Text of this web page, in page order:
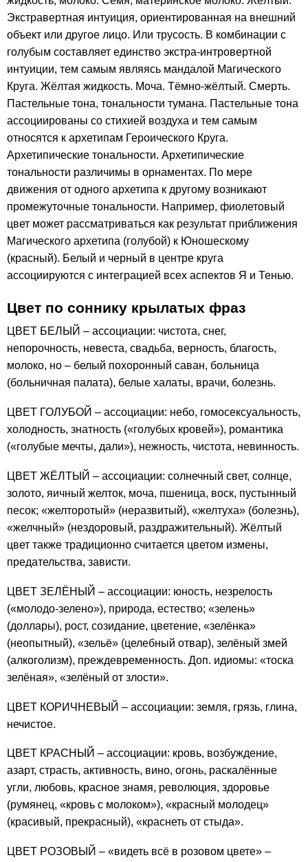
Экстравертная интуиция, ориентированная на внешний
объект или другое лицо. Или трусость. В комбинации с
голубым составляет единство экстра-интровертной
интуиции, тем самым являясь мандалой Магического
Круга. Жёлтая жидкость. Моча. Тёмно-жёлтый. Смерть.
Пастельные тона, тональности тумана. Пастельные тона
ассоциированы со стихией воздуха и тем самым
относятся к архетипам Героического Круга.
Архетипические тональности. Архетипические
тональности различимы в орнаментах. По мере
движения от одного архетипа к другому возникают
промежуточные тональности. Например, фиолетовый
цвет может рассматриваться как результат приближения
Магического архетипа (голубой) к Юношескому
(красный). Белый и черный в центре круга
ассоциируются с интеграцией всех аспектов Я и Тенью.
Цвет по соннику крылатых фраз
ЦВЕТ БЕЛЫЙ – ассоциации: чистота, снег,
непорочность, невеста, свадьба, верность, благость,
молоко, но – белый похоронный саван, больница
(больничная палата), белые халаты, врачи, болезнь.
ЦВЕТ ГОЛУБОЙ – ассоциации: небо, гомосексуальность,
холодность, знатность («голубых кровей»), романтика
(«голубые мечты, дали»), нежность, чистота, невинность.
ЦВЕТ ЖЁЛТЫЙ – ассоциации: солнечный свет, солнце,
золото, яичный желток, моча, пшеница, воск, пустынный
песок; «желторотый» (неразвитый), «желтуха» (болезнь),
«желчный» (нездоровый, раздражительный). Жёлтый
цвет также традиционно считается цветом измены,
предательства, зависти.
ЦВЕТ ЗЕЛЁНЫЙ – ассоциации: юность, незрелость
(«молодо-зелено»), природа, естество; «зелень»
(доллары), рост, созидание, цветение, «зелёнка»
(неопытный), «зельё» (целебный отвар), зелёный змей
(алкоголизм), преждевременность. Доп. идиомы: «тоска
зелёная», «зелёный от злости».
ЦВЕТ КОРИЧНЕВЫЙ – ассоциации: земля, грязь, глина,
нечистое.
ЦВЕТ КРАСНЫЙ – ассоциации: кровь, возбуждение,
азарт, страсть, активность, вино, огонь, раскалённые
угли, любовь, красное знамя, революция, здоровье
(румянец, «кровь с молоком»), «красный молодец»
(красивый, прекрасный), «краснеть от стыда».
ЦВЕТ РОЗОВЫЙ – «видеть всё в розовом цвете» –